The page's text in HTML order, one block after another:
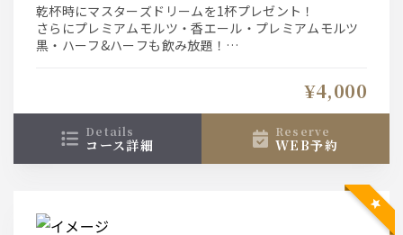
乾杯時にマスターズドリームを1杯プレゼント！
さらにプレミアムモルツ・香エール・プレミアムモルツ
黒・ハーフ&ハーフも飲み放題！
¥4,000
details
コース詳細
reserve
WEB予約